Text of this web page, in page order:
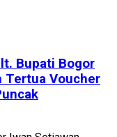
Bupati Bogor
Tertua Voucher